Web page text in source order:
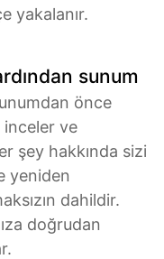
yakalanır.
sunum
önce
inceler ve
şey hakkında sizi
yeniden
dahildir.
doğrudan